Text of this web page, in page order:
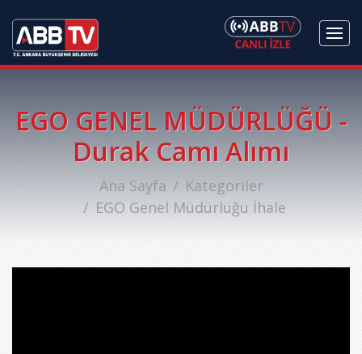
EGO GENEL MÜDÜRLÜĞÜ -
Durak Camı Alımı
Ana Sayfa
Kategoriler
EGO Genel Müdürlüğü İhale